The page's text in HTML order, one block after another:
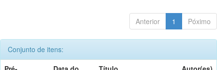
Anterior 1 Póximo
Conjunto de itens: